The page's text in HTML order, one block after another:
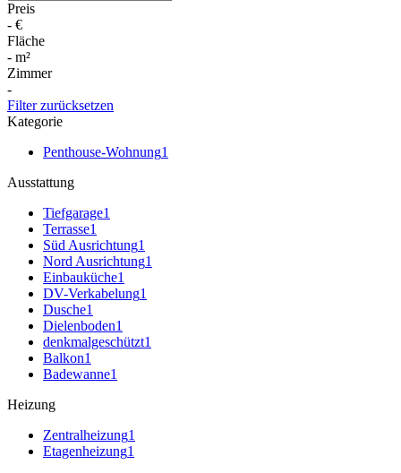
Preis
- €
Fläche
- m²
Zimmer
-
Filter zurücksetzen
Kategorie
Penthouse-Wohnung1
Ausstattung
Tiefgarage1
Terrasse1
Süd Ausrichtung1
Nord Ausrichtung1
Einbauküche1
DV-Verkabelung1
Dusche1
Dielenboden1
denkmalgeschützt1
Balkon1
Badewanne1
Heizung
Zentralheizung1
Etagenheizung1